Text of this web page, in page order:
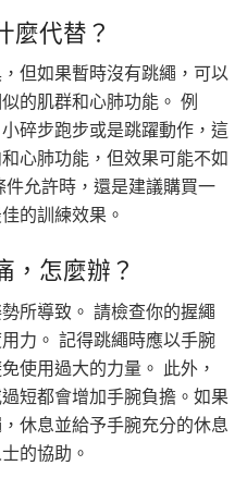
麼代替？
但如果暫時沒有跳繩，可以
的肌群和心肺功能。 例
碎步跑步或是跳躍動作，這
心肺功能，但效果可能不如
允許時，還是建議購買一
的訓練效果。
，怎麼辦？
所導致。 請檢查你的握繩
力。 記得跳繩時應以手腕
使用過大的力量。 此外，
短都會增加手腕負擔。如果
休息並給予手腕充分的休息
的協助。